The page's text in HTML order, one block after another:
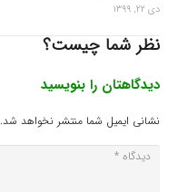
دی ۲۲, ۱۳۹۹
نظر شما چیست؟
دیدگاهتان را بنویسید
نشانی ایمیل شما منتشر نخواهد شد.